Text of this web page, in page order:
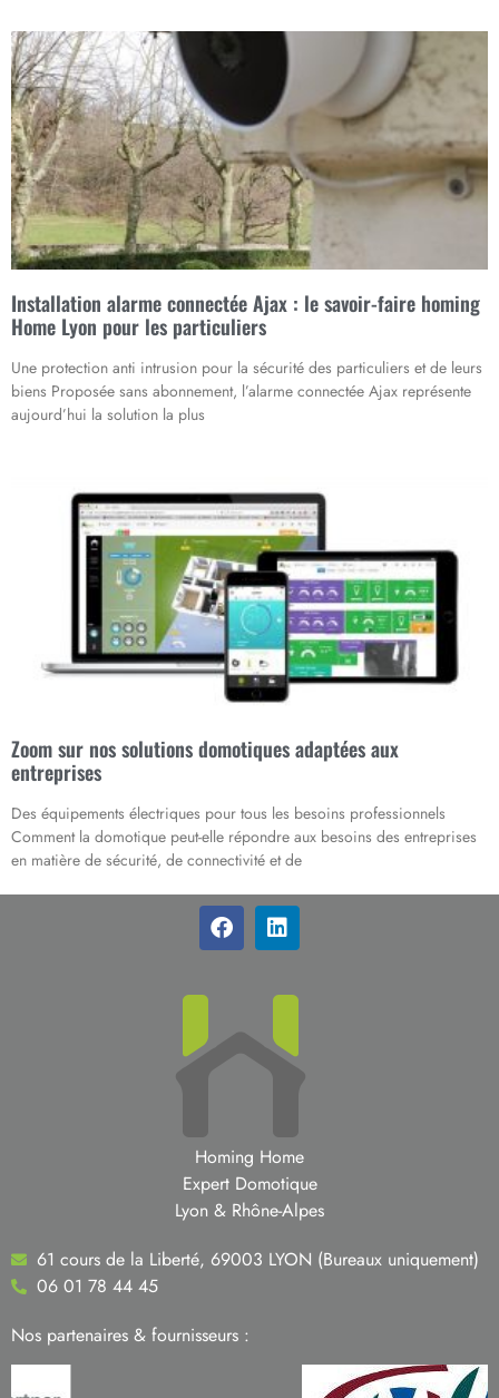
Installation alarme connectée Ajax : le savoir-faire homing
Home Lyon pour les particuliers
Une protection anti intrusion pour la sécurité des particuliers et de leurs
biens Proposée sans abonnement, l’alarme connectée Ajax représente
aujourd’hui la solution la plus
Zoom sur nos solutions domotiques adaptées aux
entreprises
Des équipements électriques pour tous les besoins professionnels
Comment la domotique peut-elle répondre aux besoins des entreprises
en matière de sécurité, de connectivité et de
Homing Home
Expert Domotique
Lyon & Rhône-Alpes
61 cours de la Liberté, 69003 LYON (Bureaux uniquement)
06 01 78 44 45
Nos partenaires & fournisseurs :